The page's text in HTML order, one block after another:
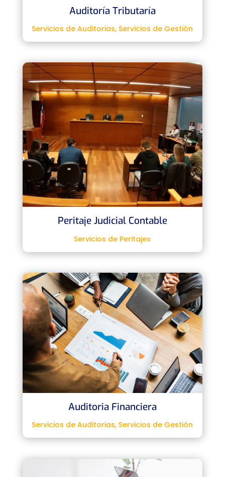
Auditoría Tributaría
Servicios de Auditorias, Servicios de Gestión
Peritaje Judicial Contable
Servicios de Peritajes
Auditoria Financiera
Servicios de Auditorias, Servicios de Gestión